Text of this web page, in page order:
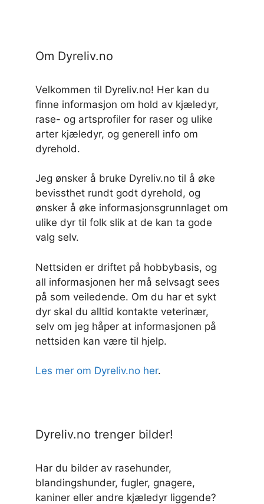
Om Dyreliv.no
Velkommen til Dyreliv.no! Her kan du
finne informasjon om hold av kjæledyr,
rase- og artsprofiler for raser og ulike
arter kjæledyr, og generell info om
dyrehold.
Jeg ønsker å bruke Dyreliv.no til å øke
bevissthet rundt godt dyrehold, og
ønsker å øke informasjonsgrunnlaget om
ulike dyr til folk slik at de kan ta gode
valg selv.
Nettsiden er driftet på hobbybasis, og
all informasjonen her må selvsagt sees
på som veiledende. Om du har et sykt
dyr skal du alltid kontakte veterinær,
selv om jeg håper at informasjonen på
nettsiden kan være til hjelp.
Les mer om Dyreliv.no her.
Dyreliv.no trenger bilder!
Har du bilder av rasehunder,
blandingshunder, fugler, gnagere,
kaniner eller andre kjæledyr liggende?